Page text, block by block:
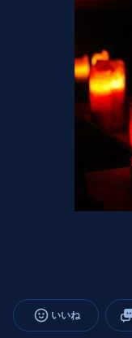
いいね